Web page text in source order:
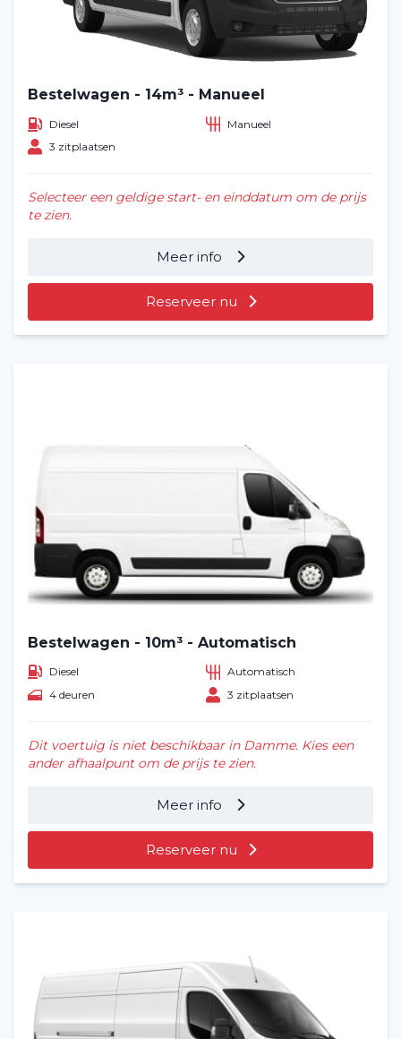
Bestelwagen - 14m³ - Manueel
Diesel
Manueel
3 zitplaatsen
Selecteer een geldige start- en einddatum om de prijs
te zien.
Meer info
Reserveer nu
Bestelwagen - 10m³ - Automatisch
Diesel
Automatisch
4 deuren
3 zitplaatsen
Dit voertuig is niet beschikbaar in Damme. Kies een
ander afhaalpunt om de prijs te zien.
Meer info
Reserveer nu